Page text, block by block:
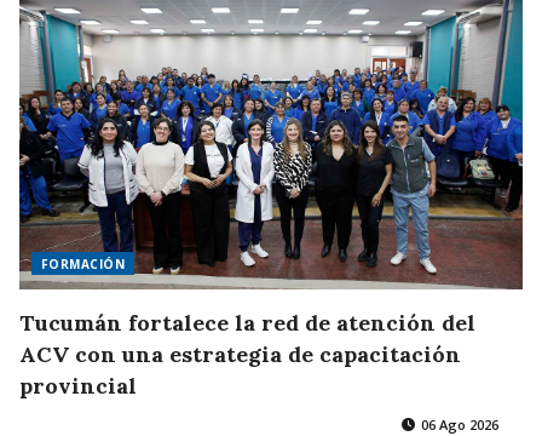
FORMACIÓN
Tucumán fortalece la red de atención del
ACV con una estrategia de capacitación
provincial
06 Ago 2026